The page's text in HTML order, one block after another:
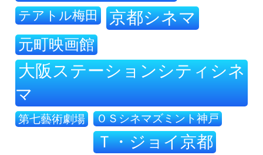
テアトル梅田 京都シネマ
元町映画館
大阪ステーションシティシネ
マ
第七藝術劇場 ＯＳシネマズミント神戸
Ｔ・ジョイ京都